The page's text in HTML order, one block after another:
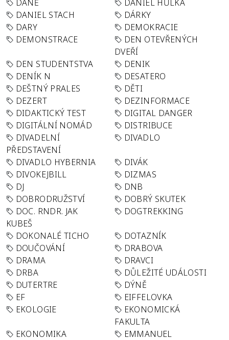
DANĚ
DANIEL HŮLKA
DANIEL STACH
DÁRKY
DARY
DEMOKRACIE
DEMONSTRACE
DEN OTEVŘENÝCH
DVEŘÍ
DEN STUDENTSTVA
DENIK
DENÍK N
DESATERO
DEŠTNÝ PRALES
DĚTI
DEZERT
DEZINFORMACE
DIDAKTICKÝ TEST
DIGITAL DANGER
DIGITÁLNÍ NOMÁD
DISTRIBUCE
DIVADELNÍ
PŘEDSTAVENÍ
DIVADLO
DIVADLO HYBERNIA
DIVÁK
DIVOKEJBILL
DIZMAS
DJ
DNB
DOBRODRUŽSTVÍ
DOBRÝ SKUTEK
DOC. RNDR. JAK
KUBEŠ
DOGTREKKING
DOKONALÉ TICHO
DOTAZNÍK
DOUČOVÁNÍ
DRABOVA
DRAMA
DRAVCI
DRBA
DŮLEŽITÉ UDÁLOSTI
DUTERTRE
DÝNĚ
EF
EIFFELOVKA
EKOLOGIE
EKONOMICKÁ
FAKULTA
EKONOMIKA
EMMANUEL